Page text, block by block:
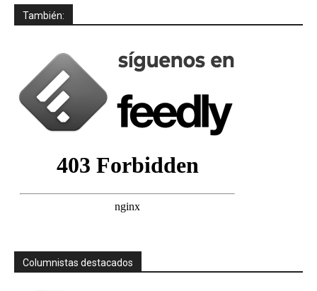
También:
Columnistas destacados